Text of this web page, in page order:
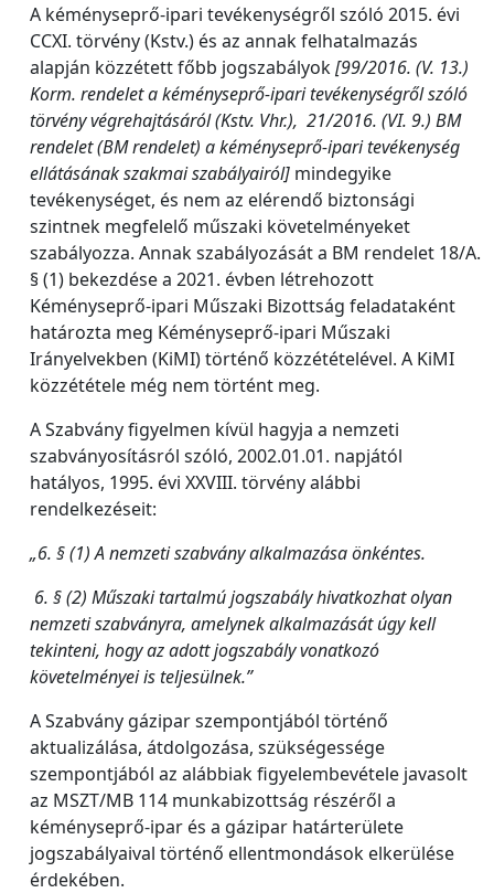
A kéményseprő-ipari tevékenységről szóló 2015. évi
CCXI. törvény (Kstv.) és az annak felhatalmazás
alapján közzétett főbb jogszabályok[99/2016. (V. 13.)
Korm. rendelet a kéményseprő-ipari tevékenységről szóló
törvény végrehajtásáról (Kstv. Vhr.), 21/2016. (VI. 9.) BM
rendelet (BM rendelet) a kéményseprő-ipari tevékenység
ellátásának szakmai szabályairól] mindegyike
tevékenységet, és nem az elérendő biztonsági
szintnek megfelelő műszaki követelményeket
szabályozza. Annak szabályozását a BM rendelet 18/A.
§ (1) bekezdése a 2021. évben létrehozott
Kéményseprő-ipari Műszaki Bizottság feladataként
határozta meg Kéményseprő-ipari Műszaki
Irányelvekben (KiMI) történő közzétételével. A KiMI
közzététele még nem történt meg.
A Szabvány figyelmen kívül hagyja a nemzeti
szabványosításról szóló, 2002.01.01. napjától
hatályos, 1995. évi XXVIII. törvény alábbi
rendelkezéseit:
„6. § (1) A nemzeti szabvány alkalmazása önkéntes.
6. § (2) Műszaki tartalmú jogszabály hivatkozhat olyan
nemzeti szabványra, amelynek alkalmazását úgy kell
tekinteni, hogy az adott jogszabály vonatkozó
követelményei is teljesülnek.”
A Szabvány gázipar szempontjából történő
aktualizálása, átdolgozása, szükségessége
szempontjából az alábbiak figyelembevétele javasolt
az MSZT/MB 114 munkabizottság részéről a
kéményseprő-ipar és a gázipar határterülete
jogszabályaival történő ellentmondások elkerülése
érdekében.